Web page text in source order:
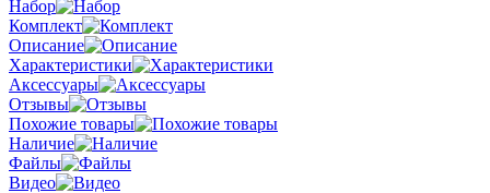
Набор
Комплект
Описание
Характеристики
Аксессуары
Отзывы
Похожие товары
Наличие
Файлы
Видео